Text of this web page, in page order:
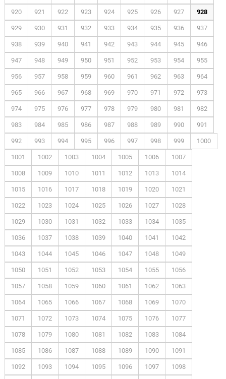
920 921 922 923 924 925 926 927 928
929 930 931 932 933 934 935 936 937
938 939 940 941 942 943 944 945 946
947 948 949 950 951 952 953 954 955
956 957 958 959 960 961 962 963 964
965 966 967 968 969 970 971 972 973
974 975 976 977 978 979 980 981 982
983 984 985 986 987 988 989 990 991
992 993 994 995 996 997 998 999 1000
1001 1002 1003 1004 1005 1006 1007
1008 1009 1010 1011 1012 1013 1014
1015 1016 1017 1018 1019 1020 1021
1022 1023 1024 1025 1026 1027 1028
1029 1030 1031 1032 1033 1034 1035
1036 1037 1038 1039 1040 1041 1042
1043 1044 1045 1046 1047 1048 1049
1050 1051 1052 1053 1054 1055 1056
1057 1058 1059 1060 1061 1062 1063
1064 1065 1066 1067 1068 1069 1070
1071 1072 1073 1074 1075 1076 1077
1078 1079 1080 1081 1082 1083 1084
1085 1086 1087 1088 1089 1090 1091
1092 1093 1094 1095 1096 1097 1098